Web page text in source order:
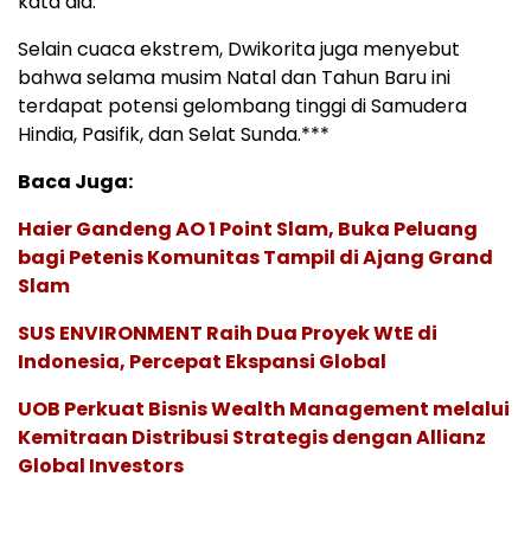
Selain cuaca ekstrem, Dwikorita juga menyebut
bahwa selama musim Natal dan Tahun Baru ini
terdapat potensi gelombang tinggi di Samudera
Hindia, Pasifik, dan Selat Sunda.***
Baca Juga:
Haier Gandeng AO 1 Point Slam, Buka Peluang
bagi Petenis Komunitas Tampil di Ajang Grand
Slam
SUS ENVIRONMENT Raih Dua Proyek WtE di
Indonesia, Percepat Ekspansi Global
UOB Perkuat Bisnis Wealth Management melalui
Kemitraan Distribusi Strategis dengan Allianz
Global Investors